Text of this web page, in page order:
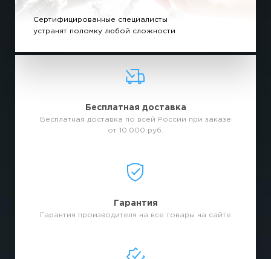
Сертифицированные специалисты
устранят поломку любой сложности
Бесплатная доставка
Бесплатная доставка по всей России при заказе
от 10.000 руб.
Гарантия
Гарантия производителя на все товары на сайте